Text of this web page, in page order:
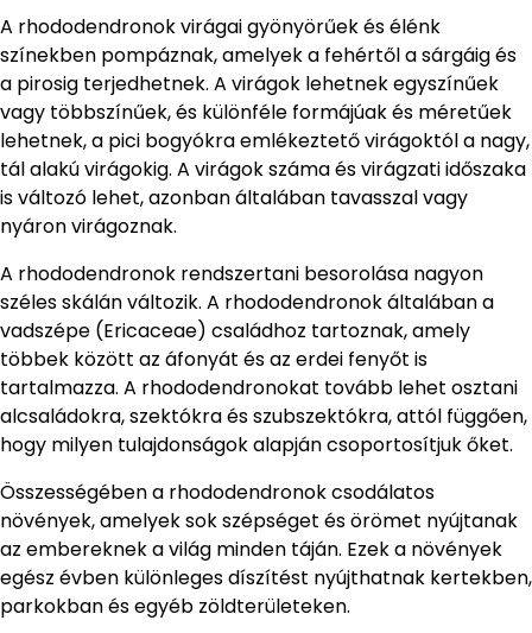
A rhododendronok virágai gyönyörűek és élénk
színekben pompáznak, amelyek a fehértől a sárgáig és
a pirosig terjedhetnek. A virágok lehetnek egyszínűek
vagy többszínűek, és különféle formájúak és méretűek
lehetnek, a pici bogyókra emlékeztető virágoktól a nagy,
tál alakú virágokig. A virágok száma és virágzati időszaka
is változó lehet, azonban általában tavasszal vagy
nyáron virágoznak.
A rhododendronok rendszertani besorolása nagyon
széles skálán változik. A rhododendronok általában a
vadszépe (Ericaceae) családhoz tartoznak, amely
többek között az áfonyát és az erdei fenyőt is
tartalmazza. A rhododendronokat tovább lehet osztani
alcsaládokra, szektókra és szubszektókra, attól függően,
hogy milyen tulajdonságok alapján csoportosítjuk őket.
Összességében a rhododendronok csodálatos
növények, amelyek sok szépséget és örömet nyújtanak
az embereknek a világ minden táján. Ezek a növények
egész évben különleges díszítést nyújthatnak kertekben,
parkokban és egyéb zöldterületeken.